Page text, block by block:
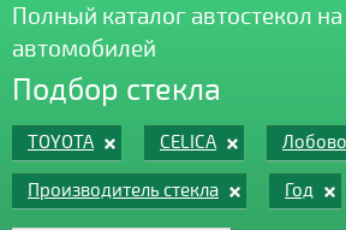
Полный каталог автостекол
автомобилей
Подбор стекла
TOYOTA CELICA
Производитель стекла Год